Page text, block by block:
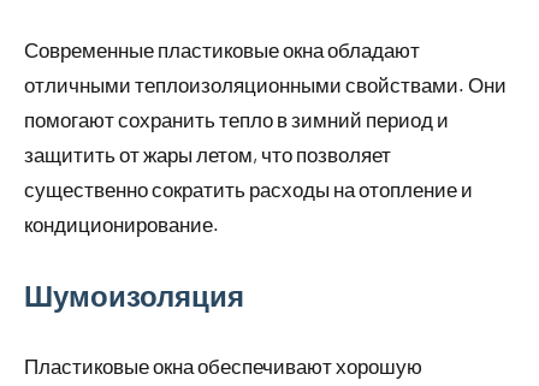
Современные пластиковые окна обладают
отличными теплоизоляционными свойствами. Они
помогают сохранить тепло в зимний период и
защитить от жары летом, что позволяет
существенно сократить расходы на отопление и
кондиционирование.
Шумоизоляция
Пластиковые окна обеспечивают хорошую